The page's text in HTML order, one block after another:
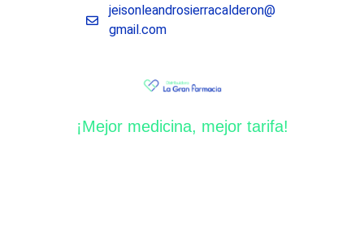
jeisonleandrosierracalderon@
gmail.com
¡Mejor medicina, mejor tarifa!